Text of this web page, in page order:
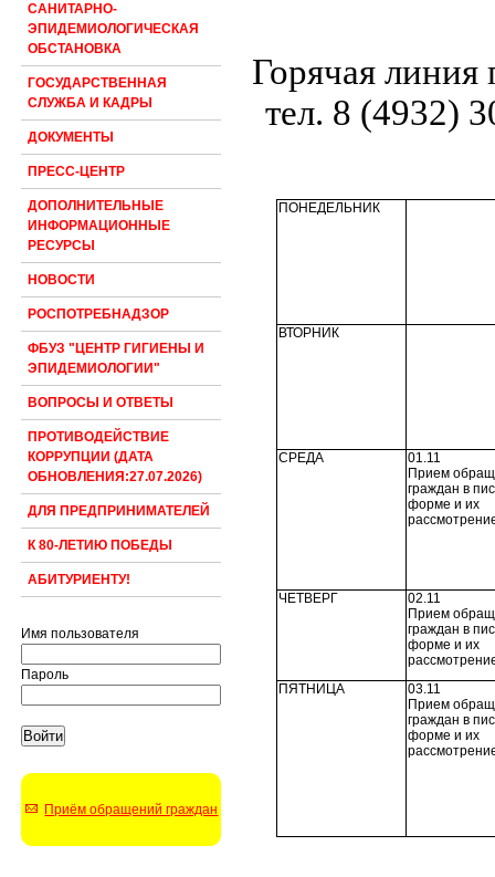
САНИТАРНО-
ЭПИДЕМИОЛОГИЧЕСКАЯ
ОБСТАНОВКА
ГОСУДАРСТВЕННАЯ
СЛУЖБА И КАДРЫ
ДОКУМЕНТЫ
ПРЕСС-ЦЕНТР
ДОПОЛНИТЕЛЬНЫЕ
ИНФОРМАЦИОННЫЕ
РЕСУРСЫ
НОВОСТИ
РОСПОТРЕБНАДЗОР
ФБУЗ "ЦЕНТР ГИГИЕНЫ И
ЭПИДЕМИОЛОГИИ"
ВОПРОСЫ И ОТВЕТЫ
ПРОТИВОДЕЙСТВИЕ
КОРРУПЦИИ (ДАТА
ОБНОВЛЕНИЯ:27.07.2026)
ДЛЯ ПРЕДПРИНИМАТЕЛЕЙ
К 80-ЛЕТИЮ ПОБЕДЫ
АБИТУРИЕНТУ!
Имя пользователя
Пароль
Приём обращений граждан
Горячая линия
тел. 8 (4932)
ПОНЕДЕЛЬНИК
ВТОРНИК
СРЕДА
01.11
Прием
граждан в
форме и их
ЧЕТВЕРГ
02.11
Прием
граждан в
форме и их
ПЯТНИЦА
03.11
Прием
граждан в
форме и их